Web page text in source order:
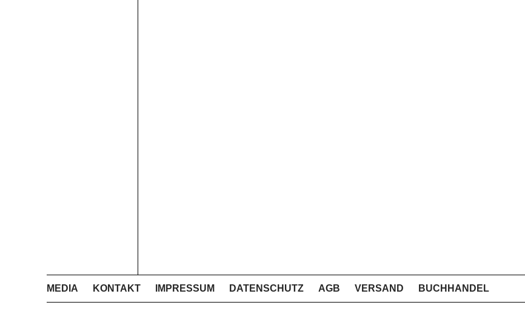
MEDIA KONTAKT IMPRESSUM DATENSCHUTZ AGB VERSAND BUCHHANDEL